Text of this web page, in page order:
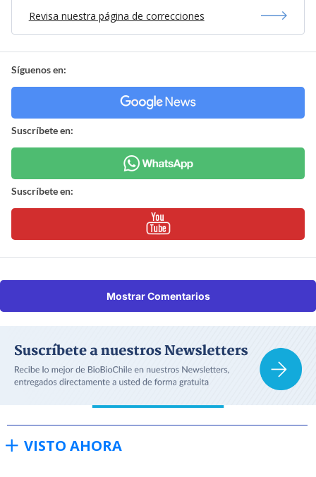
Revisa nuestra página de correcciones
Síguenos en:
Suscríbete en:
Suscríbete en:
Mostrar Comentarios
VISTO AHORA